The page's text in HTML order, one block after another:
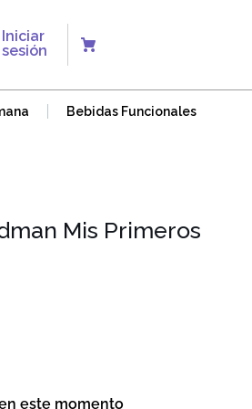
Iniciar
sesión
Bebidas Funcionales
Mis Primeros
este momento